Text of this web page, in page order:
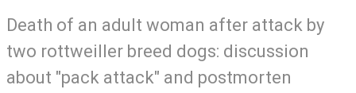
Death of an adult woman after attack by
two rottweiller breed dogs: discussion
about "pack attack" and postmorten